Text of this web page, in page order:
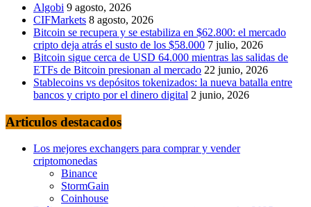
Algobi 9 agosto, 2026
CIFMarkets 8 agosto, 2026
Bitcoin se recupera y se estabiliza en $62.800: el mercado
cripto deja atrás el susto de los $58.000 7 julio, 2026
Bitcoin sigue cerca de USD 64.000 mientras las salidas de
ETFs de Bitcoin presionan al mercado 22 junio, 2026
Stablecoins vs depósitos tokenizados: la nueva batalla entre
bancos y cripto por el dinero digital 2 junio, 2026
Articulos destacados
Los mejores exchangers para comprar y vender
criptomonedas
Binance
StormGain
Coinhouse